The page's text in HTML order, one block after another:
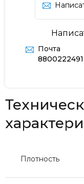
Почта
Плотность